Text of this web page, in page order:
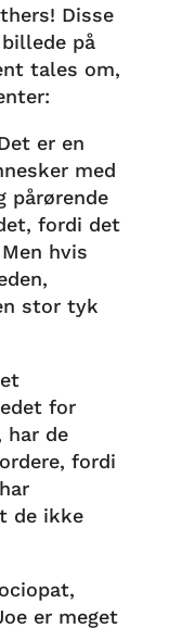
Disse
på
tales om,
er en
med
pårørende
fordi det
hvis
stor tyk
for
har de
fordi
de ikke
er meget